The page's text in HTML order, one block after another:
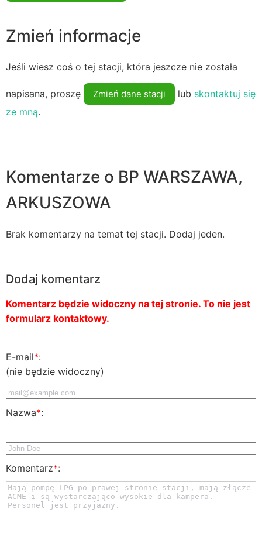
Zmień informacje
Jeśli wiesz coś o tej stacji, która jeszcze nie została
napisana, proszę Zmień dane stacji lub skontaktuj się
ze mną.
Komentarze o BP WARSZAWA,
ARKUSZOWA
Brak komentarzy na temat tej stacji. Dodaj jeden.
Dodaj komentarz
Komentarz będzie widoczny na tej stronie. To nie jest
formularz kontaktowy.
E-mail*:
(nie będzie widoczny)
Nazwa*:
Komentarz*: